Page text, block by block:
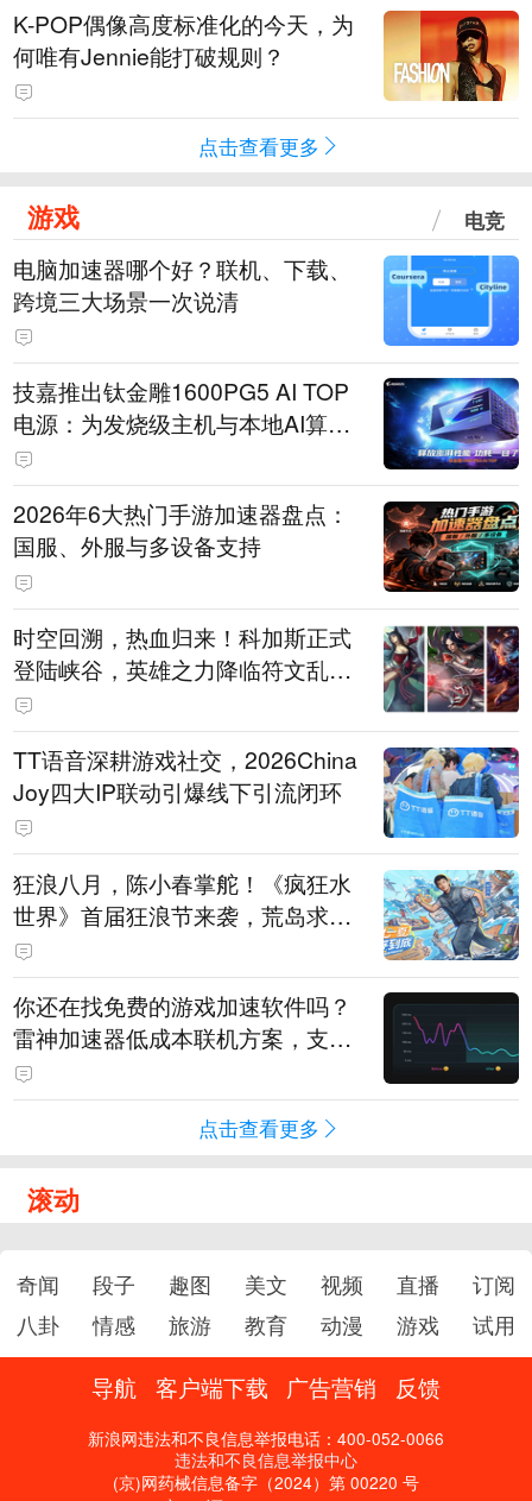
K-POP偶像高度标准化的今天，为
何唯有Jennie能打破规则？
点击查看更多
游戏 电竞
电脑加速器哪个好？联机、下载、
跨境三大场景一次说清
技嘉推出钛金雕1600PG5 AI TOP
电源：为发烧级主机与本地AI算力
打造旗舰供电方案
2026年6大热门手游加速器盘点：
国服、外服与多设备支持
时空回溯，热血归来！科加斯正式
登陆峡谷，英雄之力降临符文乱
斗！
TT语音深耕游戏社交，2026China
Joy四大IP联动引爆线下引流闭环
狂浪八月，陈小春掌舵！《疯狂水
世界》首届狂浪节来袭，荒岛求生
直播即将开启
你还在找免费的游戏加速软件吗？
雷神加速器低成本联机方案，支持
免费试用
点击查看更多
滚动
奇闻 段子 趣图 美文 视频 直播
订阅
八卦
情感 旅游 教育 动漫 游戏 试用
导航 客户端下载 广告营销 反馈
新浪网违法和不良信息举报电话：400-052-0066
违法和不良信息举报中心
(京)网药械信息备字（2024）第 00220 号